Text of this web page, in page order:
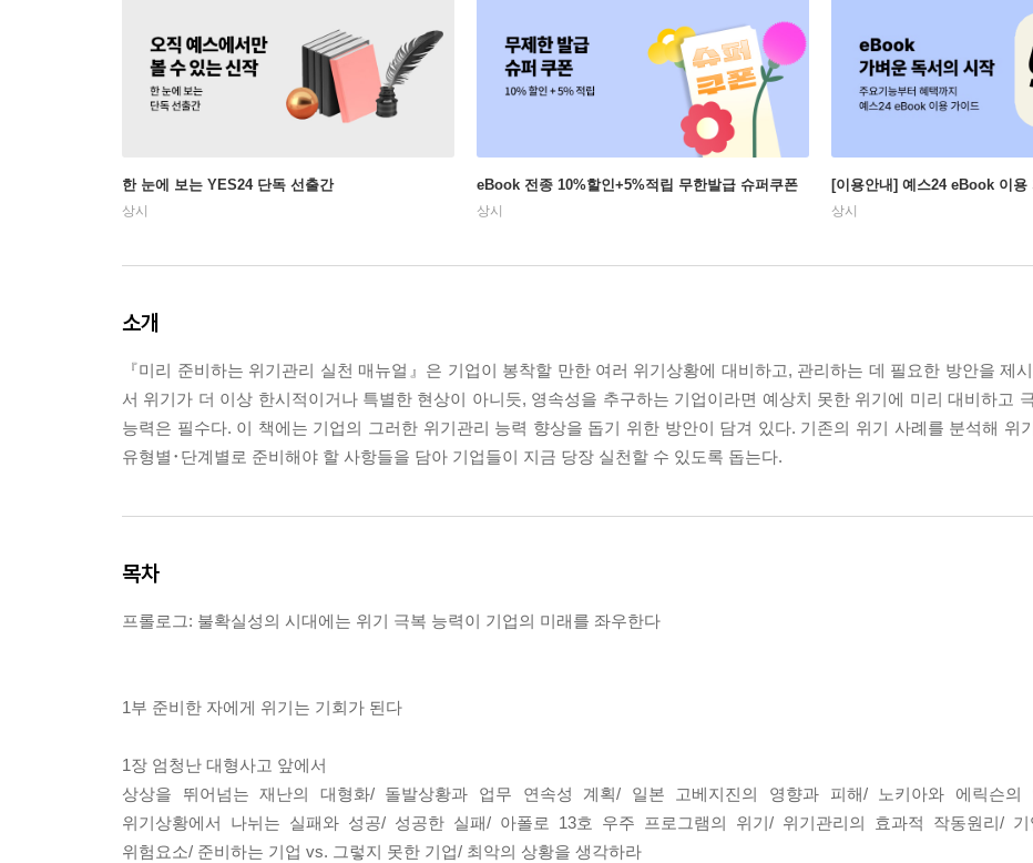
한 눈에 보는 YES24 단독 선출간
상시
eBook 전종 10%할인+5%적립 무한발급 슈퍼쿠폰
상시
[이용안내] 예스24 eBook 이용
상시
소개
『미리 준비하는 위기관리 실천 매뉴얼』은 기업이 봉착할 만한 여러 위기상황에 대비하고, 관리하는 데 필요한 방안을 제
서 위기가 더 이상 한시적이거나 특별한 현상이 아니듯, 영속성을 추구하는 기업이라면 예상치 못한 위기에 미리 대비하고 극
능력은 필수다. 이 책에는 기업의 그러한 위기관리 능력 향상을 돕기 위한 방안이 담겨 있다. 기존의 위기 사례를 분석해 위
유형별･단계별로 준비해야 할 사항들을 담아 기업들이 지금 당장 실천할 수 있도록 돕는다.
목차
프롤로그: 불확실성의 시대에는 위기 극복 능력이 기업의 미래를 좌우한다
1부 준비한 자에게 위기는 기회가 된다
1장 엄청난 대형사고 앞에서
상상을 뛰어넘는 재난의 대형화/ 돌발상황과 업무 연속성 계획/ 일본 고베지진의 영향과 피해/ 노키아와 에릭슨의
위기상황에서 나뉘는 실패와 성공/ 성공한 실패/ 아폴로 13호 우주 프로그램의 위기/ 위기관리의 효과적 작동원리/
위험요소/ 준비하는 기업 vs. 그렇지 못한 기업/ 최악의 상황을 생각하라